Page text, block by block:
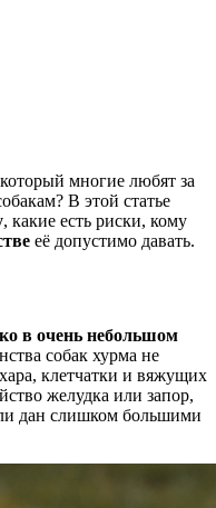
многие любят за
В этой статье
, какие есть риски, кому
её допустимо давать.
в очень небольшом
собак хурма не
клетчатки и вяжущих
желудка или запор,
дан слишком большими